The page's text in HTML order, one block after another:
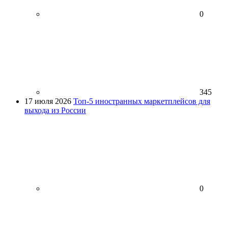
0
345
17 июля 2026 Топ-5 иностранных маркетплейсов для
выхода из России
0